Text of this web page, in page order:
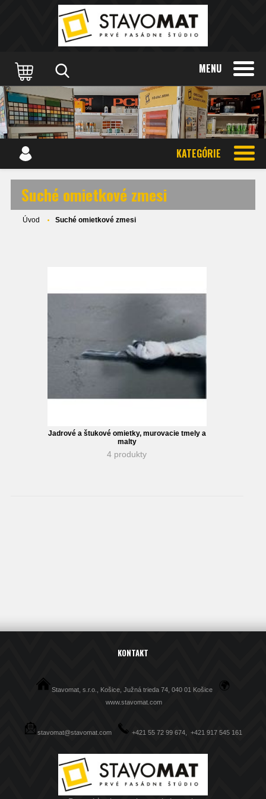
MENU
KATEGÓRIE
Suché omietkové zmesi
Úvod Suché omietkové zmesi
Jadrové a štukové omietky, murovacie tmely a
malty
4 produkty
KONTAKT
Stavomat, s.r.o., Košice, Južná trieda 74, 040 01 Košice
www.stavomat.com
stavomat@stavomat.com +421 55 72 99 674, +421 917 545 161